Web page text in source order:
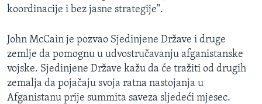
koordinacije i bez jasne strategije".
John McCain je pozvao Sjedinjene Države i druge
zemlje da pomognu u udvostručavanju afganistanske
vojske. Sjedinjene Države kažu da će tražiti od drugih
zemalja da pojačaju svoja ratna nastojanja u
Afganistanu prije summita saveza sljedeći mjesec.